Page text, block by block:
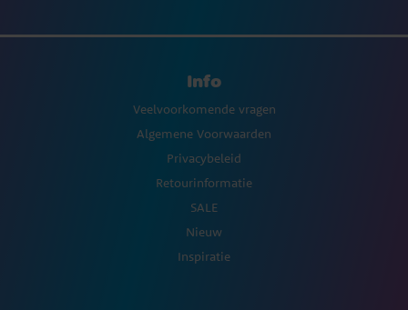
Info
Veelvoorkomende vragen
Algemene Voorwaarden
Privacybeleid
Retourinformatie
SALE
Nieuw
Inspiratie